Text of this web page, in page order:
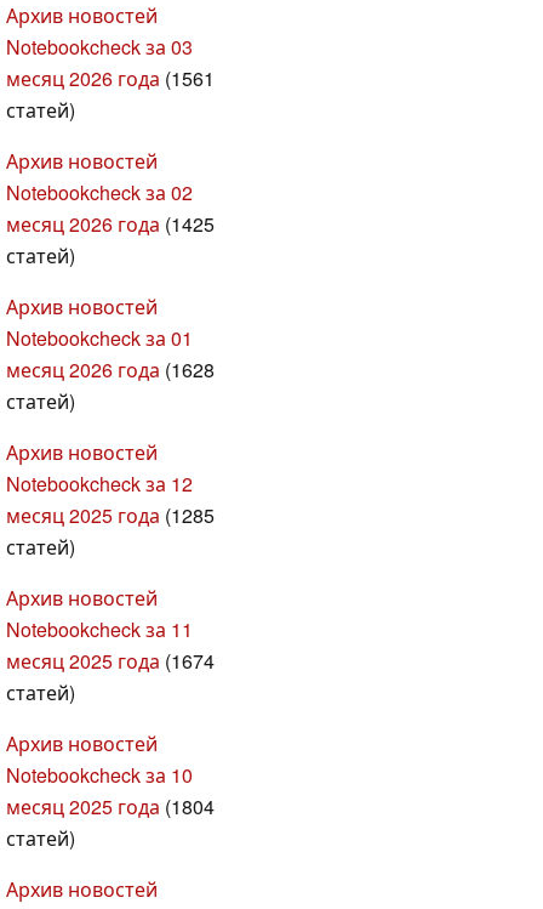
Архив новостей
Notebookcheck за 03
месяц 2026 года (1561
статей)
Архив новостей
Notebookcheck за 02
месяц 2026 года (1425
статей)
Архив новостей
Notebookcheck за 01
месяц 2026 года (1628
статей)
Архив новостей
Notebookcheck за 12
месяц 2025 года (1285
статей)
Архив новостей
Notebookcheck за 11
месяц 2025 года (1674
статей)
Архив новостей
Notebookcheck за 10
месяц 2025 года (1804
статей)
Архив новостей